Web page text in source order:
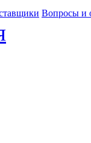
Вопросы и